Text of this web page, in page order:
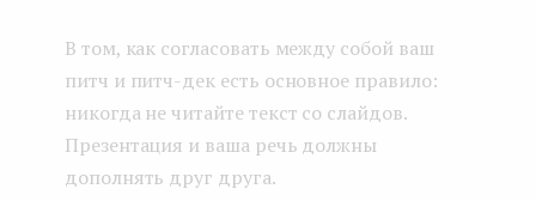
В том, как согласовать между собой ваш
питч и питч-дек есть основное правило:
никогда не читайте текст со слайдов.
Презентация и ваша речь должны
дополнять друг друга.